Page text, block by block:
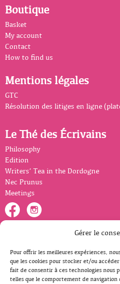
Gérer le
Pour offrir les meilleures expériences,
que les cookies pour stocker et/ou
fait de consentir à ces technologies
telles que le comportement de navigation
Boutique
Basket
My account
Contact
How to find us
Mentions légales
GTC
Résolution des litiges en ligne
Le Thé des Écrivains
Philosophy
Edition
Writers’ Tea in the Dordogne
Nec Prunus
Meetings
Nom:*